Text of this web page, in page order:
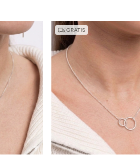
GRATIS